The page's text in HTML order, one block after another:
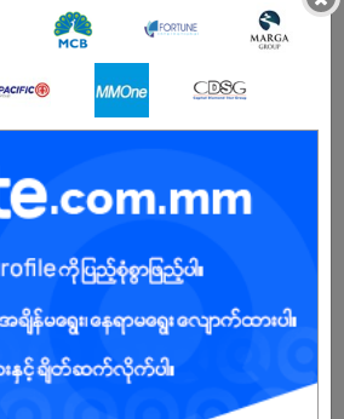
ခုနှစ်တွင် ဆောက်လုပ်ရေးကုမ္ပဏီအဖြစ် စတင်
နှင့် ထူးခြားသောအခက်အခဲများကို ကျော်လွှား
တို့သည် လျှပ်စစ်နှင့် စွမ်းအင်ကဏ္ဍတွင်
အဆိုပါနယ်ပယ်တွင် အကောင်းဆုံးဝန်ဆောင်မှု
စ်ခုအဖြစ် ရပ်တည်လျက်ရှိပါသည်။
ားကို ကိုယ်စားပြုနိုင်သော diverse selection
(အချိန်မှန်မှု), quality of service
နှင့် customer satisfaction
ချက်များကို ဦးစားပေးဖော်ပြပေးပါရန် တင်ပြ